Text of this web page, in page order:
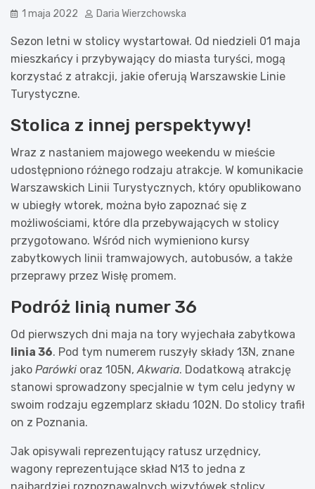
1 maja 2022 Daria Wierzchowska
Sezon letni w stolicy wystartował. Od niedzieli 01 maja
mieszkańcy i przybywający do miasta turyści, mogą
korzystać z atrakcji, jakie oferują Warszawskie Linie
Turystyczne.
Stolica z innej perspektywy!
Wraz z nastaniem majowego weekendu w mieście
udostępniono różnego rodzaju atrakcje. W komunikacie
Warszawskich Linii Turystycznych, który opublikowano
w ubiegły wtorek, można było zapoznać się z
możliwościami, które dla przebywających w stolicy
przygotowano. Wśród nich wymieniono kursy
zabytkowych linii tramwajowych, autobusów, a także
przeprawy przez Wisłę promem.
Podróż linią numer 36
Od pierwszych dni maja na tory wyjechała zabytkowa
linia 36. Pod tym numerem ruszyły składy 13N, znane
jako Parówki oraz 105N,Akwaria. Dodatkową atrakcję
stanowi sprowadzony specjalnie w tym celu jedyny w
swoim rodzaju egzemplarz składu 102N. Do stolicy trafił
on z Poznania.
Jak opisywali reprezentujący ratusz urzędnicy,
wagony reprezentujące skład N13 to jedna z